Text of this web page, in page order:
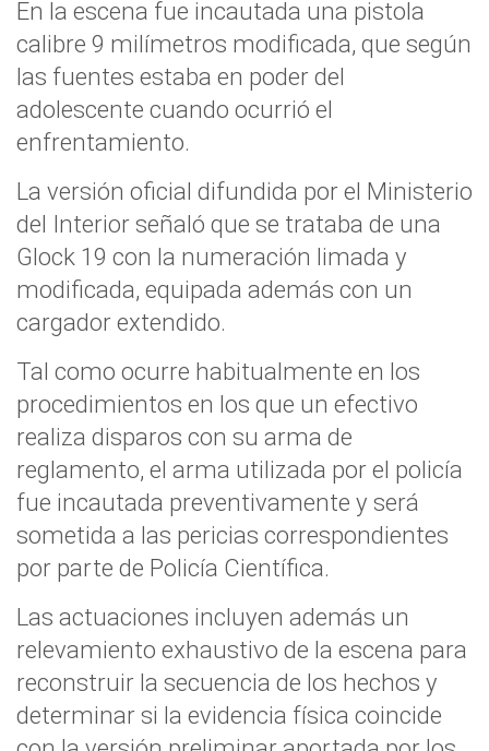
En la escena fue incautada una pistola
calibre 9 milímetros modificada, que según
las fuentes estaba en poder del
adolescente cuando ocurrió el
enfrentamiento.
La versión oficial difundida por el Ministerio
del Interior señaló que se trataba de una
Glock 19 con la numeración limada y
modificada, equipada además con un
cargador extendido.
Tal como ocurre habitualmente en los
procedimientos en los que un efectivo
realiza disparos con su arma de
reglamento, el arma utilizada por el policía
fue incautada preventivamente y será
sometida a las pericias correspondientes
por parte de Policía Científica.
Las actuaciones incluyen además un
relevamiento exhaustivo de la escena para
reconstruir la secuencia de los hechos y
determinar si la evidencia física coincide